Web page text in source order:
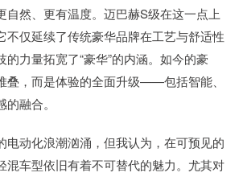
自然、更有温度。迈巴赫S级在这一点上
不仅延续了传统豪华品牌在工艺与舒适性
的力量拓宽了“豪华”的内涵。如今的豪
叠，而是体验的全面升级——包括智能、
融合。
电动化浪潮汹涌，但我认为，在可预见的
混车型依旧有着不可替代的魅力。尤其对